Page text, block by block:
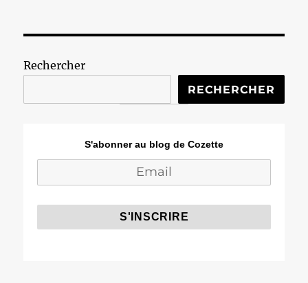
Rechercher
RECHERCHER
S'abonner au blog de Cozette